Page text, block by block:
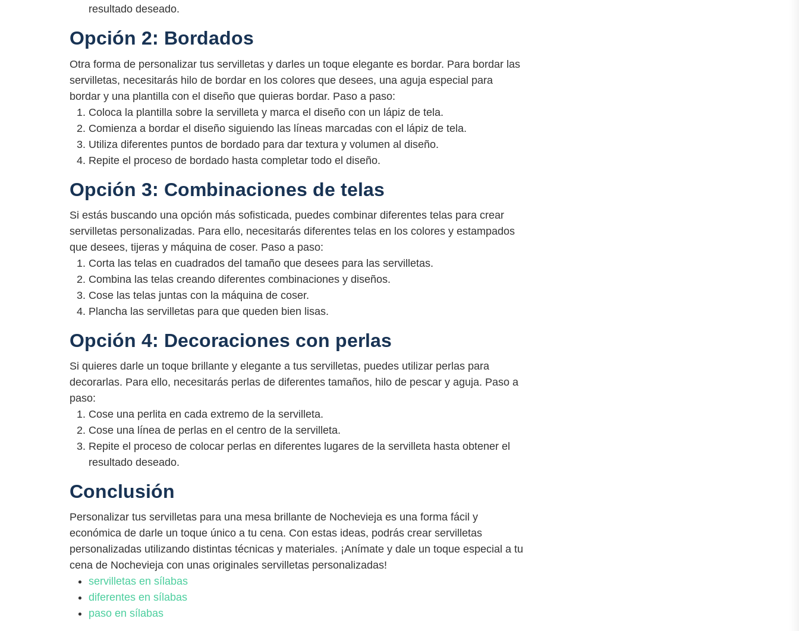
resultado deseado.
Opción 2: Bordados
Otra forma de personalizar tus servilletas y darles un toque elegante es bordar. Para bordar las
servilletas, necesitarás hilo de bordar en los colores que desees, una aguja especial para
bordar y una plantilla con el diseño que quieras bordar. Paso a paso:
Coloca la plantilla sobre la servilleta y marca el diseño con un lápiz de tela.
Comienza a bordar el diseño siguiendo las líneas marcadas con el lápiz de tela.
Utiliza diferentes puntos de bordado para dar textura y volumen al diseño.
Repite el proceso de bordado hasta completar todo el diseño.
Opción 3: Combinaciones de telas
Si estás buscando una opción más sofisticada, puedes combinar diferentes telas para crear
servilletas personalizadas. Para ello, necesitarás diferentes telas en los colores y estampados
que desees, tijeras y máquina de coser. Paso a paso:
Corta las telas en cuadrados del tamaño que desees para las servilletas.
Combina las telas creando diferentes combinaciones y diseños.
Cose las telas juntas con la máquina de coser.
Plancha las servilletas para que queden bien lisas.
Opción 4: Decoraciones con perlas
Si quieres darle un toque brillante y elegante a tus servilletas, puedes utilizar perlas para
decorarlas. Para ello, necesitarás perlas de diferentes tamaños, hilo de pescar y aguja. Paso a
paso:
Cose una perlita en cada extremo de la servilleta.
Cose una línea de perlas en el centro de la servilleta.
Repite el proceso de colocar perlas en diferentes lugares de la servilleta hasta obtener el
resultado deseado.
Conclusión
Personalizar tus servilletas para una mesa brillante de Nochevieja es una forma fácil y
económica de darle un toque único a tu cena. Con estas ideas, podrás crear servilletas
personalizadas utilizando distintas técnicas y materiales. ¡Anímate y dale un toque especial a tu
cena de Nochevieja con unas originales servilletas personalizadas!
servilletas en sílabas
diferentes en sílabas
paso en sílabas